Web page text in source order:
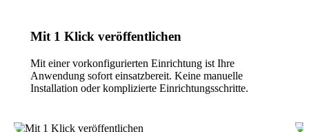
Mit 1 Klick veröffentlichen
Mit einer vorkonfigurierten Einrichtung ist Ihre
Anwendung sofort einsatzbereit. Keine manuelle
Installation oder komplizierte Einrichtungsschritte.